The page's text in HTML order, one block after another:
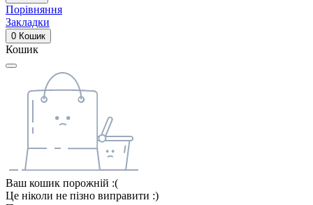
Порівняння
Закладки
0 Кошик
Кошик
Ваш кошик порожній :(
Це ніколи не пізно виправити :)